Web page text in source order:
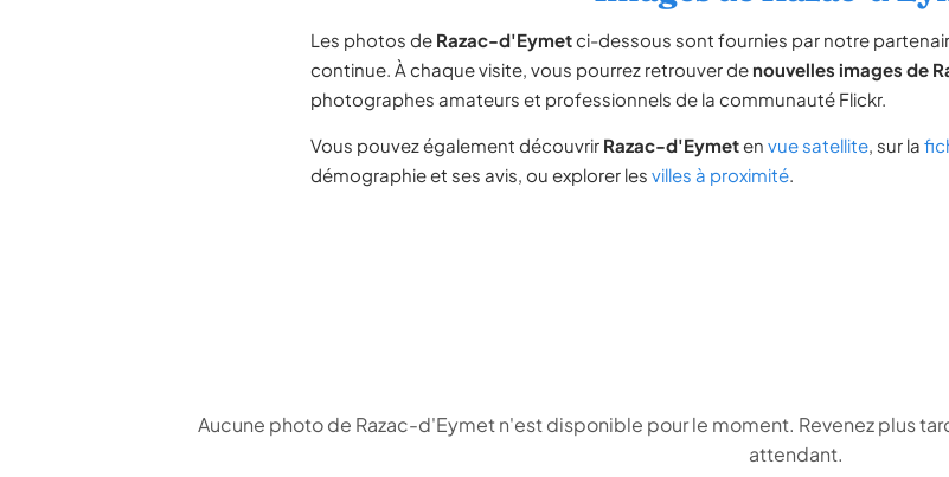
Les photos de Razac-d'Eymetci-dessous sont fournies par notre
continue. À chaque visite, vous pourrez retrouver de nouvelles images de
photographes amateurs et professionnels de la communauté Flickr.
Vous pouvez également découvrir Razac-d'Eymeten vue satellite, sur la
démographie et ses avis, ou explorer les villes à proximité.
Aucune photo de Razac-d'Eymet n'est disponible pour le moment. Revenez plus
attendant.